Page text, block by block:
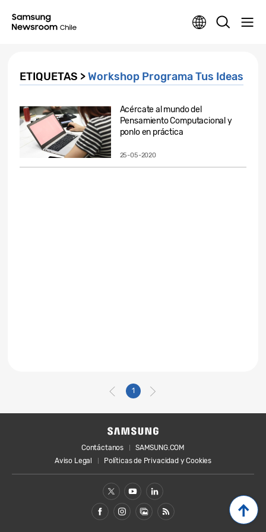
ETIQUETAS >Workshop Programa Tus Ideas
Acércate al mundo del
Pensamiento Computacional y
ponlo en práctica
25-05-2020
1
Contáctanos
SAMSUNG.COM
Aviso Legal
Políticas de Privacidad y Cookies